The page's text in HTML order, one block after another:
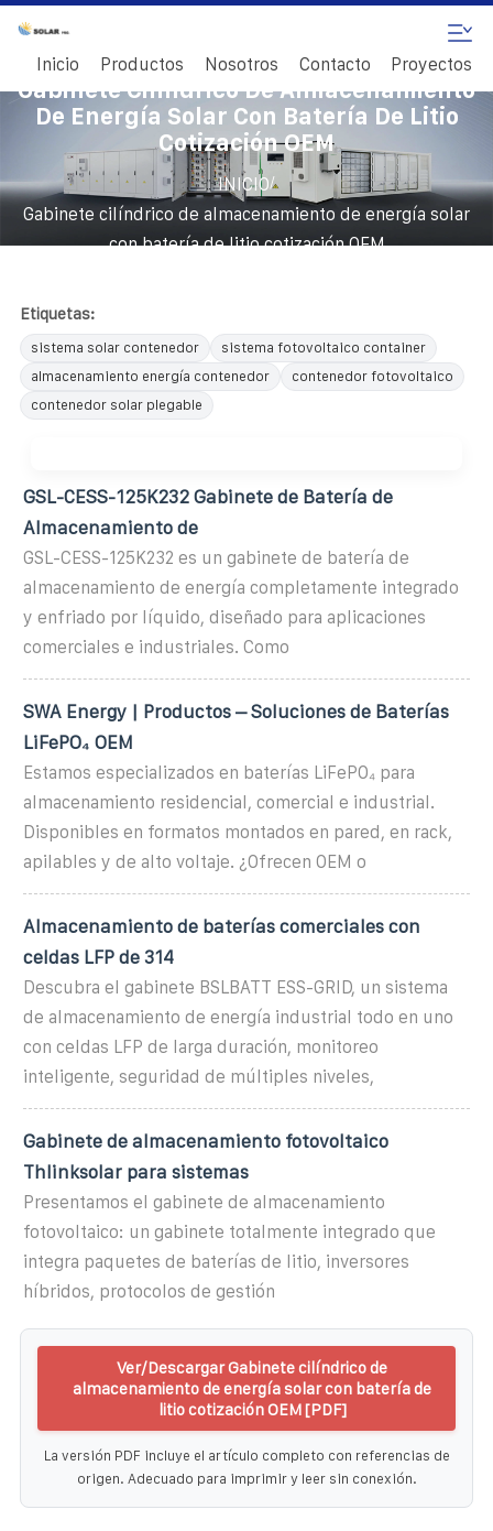
Inicio Productos Nosotros Contacto Proyectos
Gabinete Cilíndrico De Almacenamiento
De Energía Solar Con Batería De Litio
Cotización OEM
INICIO/
Gabinete cilíndrico de almacenamiento de energía solar
con batería de litio cotización OEM
Etiquetas:
sistema solar contenedor
sistema fotovoltaico container
almacenamiento energía contenedor
contenedor fotovoltaico
contenedor solar plegable
GSL-CESS-125K232 Gabinete de Batería de
Almacenamiento de
GSL-CESS-125K232 es un gabinete de batería de
almacenamiento de energía completamente integrado
y enfriado por líquido, diseñado para aplicaciones
comerciales e industriales. Como
SWA Energy | Productos – Soluciones de Baterías
LiFePO₄ OEM
Estamos especializados en baterías LiFePO₄ para
almacenamiento residencial, comercial e industrial.
Disponibles en formatos montados en pared, en rack,
apilables y de alto voltaje. ¿Ofrecen OEM o
Almacenamiento de baterías comerciales con
celdas LFP de 314
Descubra el gabinete BSLBATT ESS-GRID, un sistema
de almacenamiento de energía industrial todo en uno
con celdas LFP de larga duración, monitoreo
inteligente, seguridad de múltiples niveles,
Gabinete de almacenamiento fotovoltaico
Thlinksolar para sistemas
Presentamos el gabinete de almacenamiento
fotovoltaico: un gabinete totalmente integrado que
integra paquetes de baterías de litio, inversores
híbridos, protocolos de gestión
Ver/Descargar Gabinete cilíndrico de
almacenamiento de energía solar con batería de
litio cotización OEM [PDF]
La versión PDF incluye el artículo completo con referencias de
origen. Adecuado para imprimir y leer sin conexión.